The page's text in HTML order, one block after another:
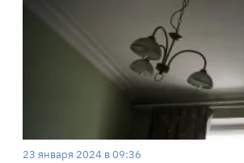
23 января 2024 в 09:36